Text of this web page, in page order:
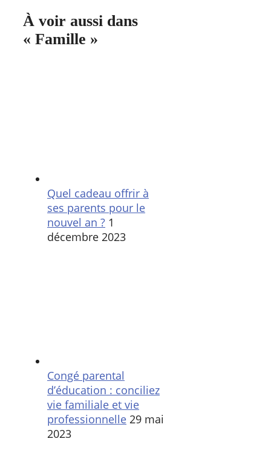
À voir aussi dans
« Famille »
Quel cadeau offrir à
ses parents pour le
nouvel an ? 1
décembre 2023
Congé parental
d’éducation : conciliez
vie familiale et vie
professionnelle 29 mai
2023